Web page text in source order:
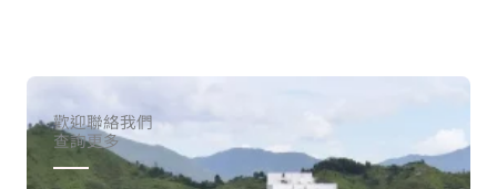
歡迎聯絡我們
查詢更多